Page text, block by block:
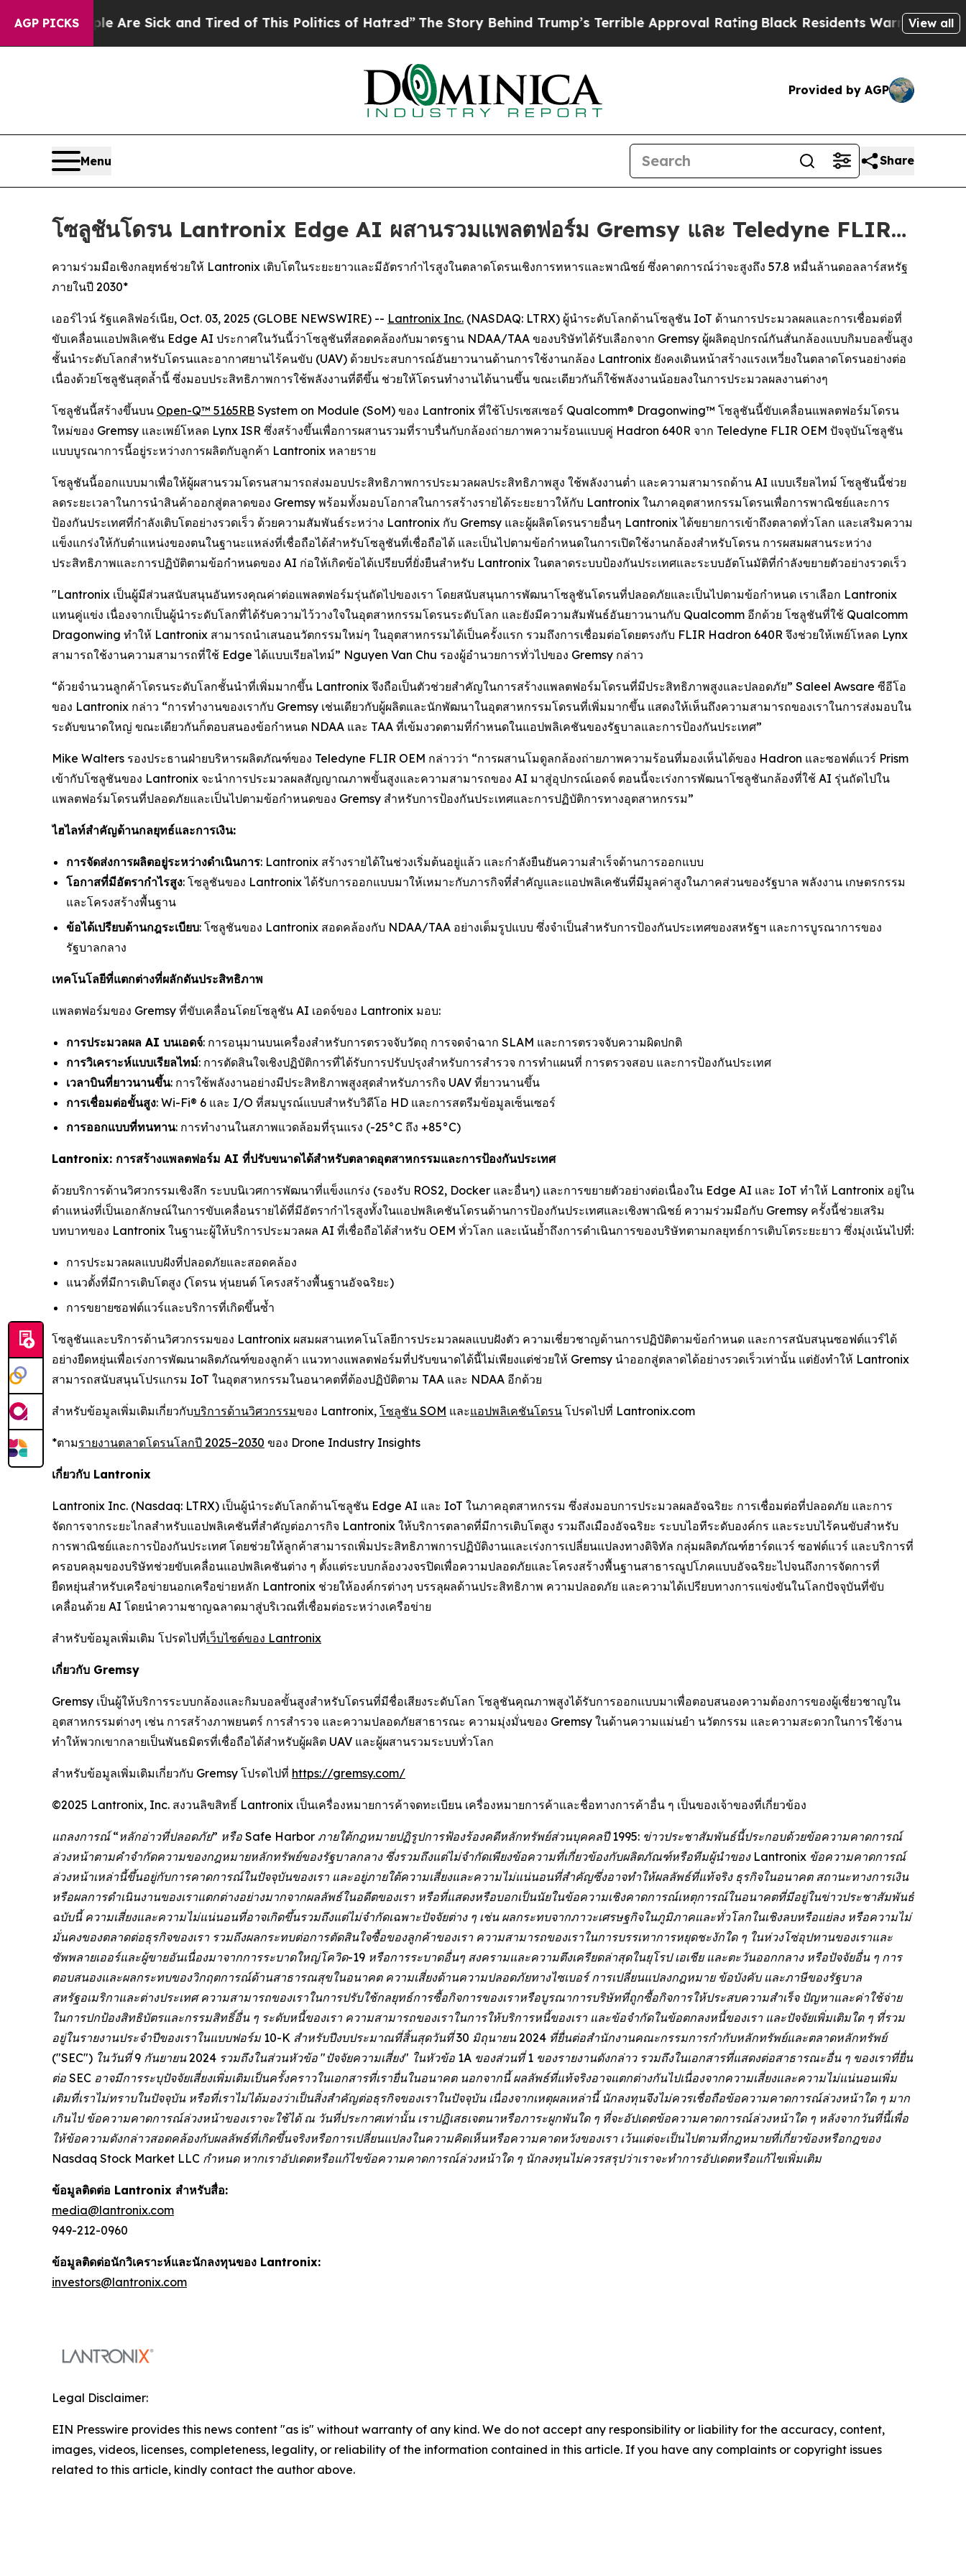
AGP PICKS
Are Sick and Tired of This Politics of Hatred”The Story Behind Trump’s Terrible Approval RatingBlack Residents Warned of Abusive Cops
View all
Provided by AGP
Menu Share
โซลูชันโดรน Lantronix Edge AI ผสานรวมแพลตฟอร์ม Gremsy และ Teledyne FLIR…
ความร่วมมือเชิงกลยุทธ์ช่วยให้ Lantronix เติบโตในระยะยาวและมีอัตรากำไรสูงในตลาดโดรนเชิงการทหารและพาณิชย์ ซึ่งคาดการณ์ว่าจะสูงถึง 57.8 หมื่นล้านดอลลาร์สหรัฐ
ภายในปี 2030*
เออร์ไวน์ รัฐแคลิฟอร์เนีย, Oct. 03, 2025 (GLOBE NEWSWIRE) -- Lantronix Inc. (NASDAQ: LTRX) ผู้นำระดับโลกด้านโซลูชัน IoT ด้านการประมวลผลและการเชื่อมต่อที่
ขับเคลื่อนแอปพลิเคชัน Edge AI ประกาศในวันนี้ว่าโซลูชันที่สอดคล้องกับมาตรฐาน NDAA/TAA ของบริษัทได้รับเลือกจาก Gremsy ผู้ผลิตอุปกรณ์กันสั่นกล้องแบบกิมบอลขั้นสูง
ชั้นนำระดับโลกสำหรับโดรนและอากาศยานไร้คนขับ (UAV) ด้วยประสบการณ์อันยาวนานด้านการใช้งานกล้อง Lantronix ยังคงเดินหน้าสร้างแรงเหวี่ยงในตลาดโดรนอย่างต่อ
เนื่องด้วยโซลูชันสุดล้ำนี้ ซึ่งมอบประสิทธิภาพการใช้พลังงานที่ดีขึ้น ช่วยให้โดรนทำงานได้นานขึ้น ขณะเดียวกันก็ใช้พลังงานน้อยลงในการประมวลผลงานต่างๆ
โซลูชันนี้สร้างขึ้นบน Open-Q™ 5165RB System on Module (SoM) ของ Lantronix ที่ใช้โปรเซสเซอร์ Qualcomm® Dragonwing™ โซลูชันนี้ขับเคลื่อนแพลตฟอร์มโดรน
ใหม่ของ Gremsy และเพย์โหลด Lynx ISR ซึ่งสร้างขึ้นเพื่อการผสานรวมที่ราบรื่นกับกล้องถ่ายภาพความร้อนแบบคู่ Hadron 640R จาก Teledyne FLIR OEM ปัจจุบันโซลูชัน
แบบบูรณาการนี้อยู่ระหว่างการผลิตกับลูกค้า Lantronix หลายราย
โซลูชันนี้ออกแบบมาเพื่อให้ผู้ผสานรวมโดรนสามารถส่งมอบประสิทธิภาพการประมวลผลประสิทธิภาพสูง ใช้พลังงานต่ำ และความสามารถด้าน AI แบบเรียลไทม์ โซลูชันนี้ช่วย
ลดระยะเวลาในการนำสินค้าออกสู่ตลาดของ Gremsy พร้อมทั้งมอบโอกาสในการสร้างรายได้ระยะยาวให้กับ Lantronix ในภาคอุตสาหกรรมโดรนเพื่อการพาณิชย์และการ
ป้องกันประเทศที่กำลังเติบโตอย่างรวดเร็ว ด้วยความสัมพันธ์ระหว่าง Lantronix กับ Gremsy และผู้ผลิตโดรนรายอื่นๆ Lantronix ได้ขยายการเข้าถึงตลาดทั่วโลก และเสริมความ
แข็งแกร่งให้กับตำแหน่งของตนในฐานะแหล่งที่เชื่อถือได้สำหรับโซลูชันที่เชื่อถือได้ และเป็นไปตามข้อกำหนดในการเปิดใช้งานกล้องสำหรับโดรน การผสมผสานระหว่าง
ประสิทธิภาพและการปฏิบัติตามข้อกำหนดของ AI ก่อให้เกิดข้อได้เปรียบที่ยั่งยืนสำหรับ Lantronix ในตลาดระบบป้องกันประเทศและระบบอัตโนมัติที่กำลังขยายตัวอย่างรวดเร็ว
"Lantronix เป็นผู้มีส่วนสนับสนุนอันทรงคุณค่าต่อแพลตฟอร์มรุ่นถัดไปของเรา โดยสนับสนุนการพัฒนาโซลูชันโดรนที่ปลอดภัยและเป็นไปตามข้อกำหนด เราเลือก Lantronix
แทนคู่แข่ง เนื่องจากเป็นผู้นำระดับโลกที่ได้รับความไว้วางใจในอุตสาหกรรมโดรนระดับโลก และยังมีความสัมพันธ์อันยาวนานกับ Qualcomm อีกด้วย โซลูชันที่ใช้ Qualcomm
Dragonwing ทำให้ Lantronix สามารถนำเสนอนวัตกรรมใหม่ๆ ในอุตสาหกรรมได้เป็นครั้งแรก รวมถึงการเชื่อมต่อโดยตรงกับ FLIR Hadron 640R จึงช่วยให้เพย์โหลด Lynx
สามารถใช้งานความสามารถที่ใช้ Edge ได้แบบเรียลไทม์” Nguyen Van Chu รองผู้อำนวยการทั่วไปของ Gremsy กล่าว
“ด้วยจำนวนลูกค้าโดรนระดับโลกชั้นนำที่เพิ่มมากขึ้น Lantronix จึงถือเป็นตัวช่วยสำคัญในการสร้างแพลตฟอร์มโดรนที่มีประสิทธิภาพสูงและปลอดภัย” Saleel Awsare ซีอีโอ
ของ Lantronix กล่าว “การทำงานของเรากับ Gremsy เช่นเดียวกับผู้ผลิตและนักพัฒนาในอุตสาหกรรมโดรนที่เพิ่มมากขึ้น แสดงให้เห็นถึงความสามารถของเราในการส่งมอบใน
ระดับขนาดใหญ่ ขณะเดียวกันก็ตอบสนองข้อกำหนด NDAA และ TAA ที่เข้มงวดตามที่กำหนดในแอปพลิเคชันของรัฐบาลและการป้องกันประเทศ”
Mike Walters รองประธานฝ่ายบริหารผลิตภัณฑ์ของ Teledyne FLIR OEM กล่าวว่า “การผสานโมดูลกล้องถ่ายภาพความร้อนที่มองเห็นได้ของ Hadron และซอฟต์แวร์ Prism
เข้ากับโซลูชันของ Lantronix จะนำการประมวลผลสัญญาณภาพขั้นสูงและความสามารถของ AI มาสู่อุปกรณ์เอดจ์ ตอนนี้จะเร่งการพัฒนาโซลูชันกล้องที่ใช้ AI รุ่นถัดไปใน
แพลตฟอร์มโดรนที่ปลอดภัยและเป็นไปตามข้อกำหนดของ Gremsy สำหรับการป้องกันประเทศและการปฏิบัติการทางอุตสาหกรรม”
ไฮไลท์สำคัญด้านกลยุทธ์และการเงิน:
การจัดส่งการผลิตอยู่ระหว่างดำเนินการ: Lantronix สร้างรายได้ในช่วงเริ่มต้นอยู่แล้ว และกำลังยืนยันความสำเร็จด้านการออกแบบ
โอกาสที่มีอัตรากำไรสูง: โซลูชันของ Lantronix ได้รับการออกแบบมาให้เหมาะกับภารกิจที่สำคัญและแอปพลิเคชันที่มีมูลค่าสูงในภาคส่วนของรัฐบาล พลังงาน เกษตรกรรม
และโครงสร้างพื้นฐาน
ข้อได้เปรียบด้านกฎระเบียบ: โซลูชันของ Lantronix สอดคล้องกับ NDAA/TAA อย่างเต็มรูปแบบ ซึ่งจำเป็นสำหรับการป้องกันประเทศของสหรัฐฯ และการบูรณาการของ
รัฐบาลกลาง
เทคโนโลยีที่แตกต่างที่ผลักดันประสิทธิภาพ
แพลตฟอร์มของ Gremsy ที่ขับเคลื่อนโดยโซลูชัน AI เอดจ์ของ Lantronix มอบ:
การประมวลผล AI บนเอดจ์: การอนุมานบนเครื่องสำหรับการตรวจจับวัตถุ การจดจำฉาก SLAM และการตรวจจับความผิดปกติ
การวิเคราะห์แบบเรียลไทม์: การตัดสินใจเชิงปฏิบัติการที่ได้รับการปรับปรุงสำหรับการสำรวจ การทำแผนที่ การตรวจสอบ และการป้องกันประเทศ
เวลาบินที่ยาวนานขึ้น: การใช้พลังงานอย่างมีประสิทธิภาพสูงสุดสำหรับภารกิจ UAV ที่ยาวนานขึ้น
การเชื่อมต่อขั้นสูง: Wi-Fi® 6 และ I/O ที่สมบูรณ์แบบสำหรับวิดีโอ HD และการสตรีมข้อมูลเซ็นเซอร์
การออกแบบที่ทนทาน: การทำงานในสภาพแวดล้อมที่รุนแรง (-25°C ถึง +85°C)
Lantronix: การสร้างแพลตฟอร์ม AI ที่ปรับขนาดได้สำหรับตลาดอุตสาหกรรมและการป้องกันประเทศ
ด้วยบริการด้านวิศวกรรมเชิงลึก ระบบนิเวศการพัฒนาที่แข็งแกร่ง (รองรับ ROS2, Docker และอื่นๆ) และการขยายตัวอย่างต่อเนื่องใน Edge AI และ IoT ทำให้ Lantronix อยู่ใน
ตำแหน่งที่เป็นเอกลักษณ์ในการขับเคลื่อนรายได้ที่มีอัตรากำไรสูงทั้งในแอปพลิเคชันโดรนด้านการป้องกันประเทศและเชิงพาณิชย์ ความร่วมมือกับ Gremsy ครั้งนี้ช่วยเสริม
บทบาทของ Lantronix ในฐานะผู้ให้บริการประมวลผล AI ที่เชื่อถือได้สำหรับ OEM ทั่วโลก และเน้นย้ำถึงการดำเนินการของบริษัทตามกลยุทธ์การเติบโตระยะยาว ซึ่งมุ่งเน้นไปที่:
การประมวลผลแบบฝังที่ปลอดภัยและสอดคล้อง
แนวตั้งที่มีการเติบโตสูง (โดรน หุ่นยนต์ โครงสร้างพื้นฐานอัจฉริยะ)
การขยายซอฟต์แวร์และบริการที่เกิดขึ้นซ้ำ
โซลูชันและบริการด้านวิศวกรรมของ Lantronix ผสมผสานเทคโนโลยีการประมวลผลแบบฝังตัว ความเชี่ยวชาญด้านการปฏิบัติตามข้อกำหนด และการสนับสนุนซอฟต์แวร์ได้
อย่างยืดหยุ่นเพื่อเร่งการพัฒนาผลิตภัณฑ์ของลูกค้า แนวทางแพลตฟอร์มที่ปรับขนาดได้นี้ไม่เพียงแต่ช่วยให้ Gremsy นำออกสู่ตลาดได้อย่างรวดเร็วเท่านั้น แต่ยังทำให้ Lantronix
สามารถสนับสนุนโปรแกรม IoT ในอุตสาหกรรมในอนาคตที่ต้องปฏิบัติตาม TAA และ NDAA อีกด้วย
สำหรับข้อมูลเพิ่มเติมเกี่ยวกับบริการด้านวิศวกรรมของ Lantronix, โซลูชัน SOM และแอปพลิเคชันโดรน โปรดไปที่ Lantronix.com
*ตามรายงานตลาดโดรนโลกปี 2025–2030 ของ Drone Industry Insights
เกี่ยวกับ Lantronix
Lantronix Inc. (Nasdaq: LTRX) เป็นผู้นำระดับโลกด้านโซลูชัน Edge AI และ IoT ในภาคอุตสาหกรรม ซึ่งส่งมอบการประมวลผลอัจฉริยะ การเชื่อมต่อที่ปลอดภัย และการ
จัดการจากระยะไกลสำหรับแอปพลิเคชันที่สำคัญต่อภารกิจ Lantronix ให้บริการตลาดที่มีการเติบโตสูง รวมถึงเมืองอัจฉริยะ ระบบไอทีระดับองค์กร และระบบไร้คนขับสำหรับ
การพาณิชย์และการป้องกันประเทศ โดยช่วยให้ลูกค้าสามารถเพิ่มประสิทธิภาพการปฏิบัติงานและเร่งการเปลี่ยนแปลงทางดิจิทัล กลุ่มผลิตภัณฑ์ฮาร์ดแวร์ ซอฟต์แวร์ และบริการที่
ครอบคลุมของบริษัทช่วยขับเคลื่อนแอปพลิเคชันต่าง ๆ ตั้งแต่ระบบกล้องวงจรปิดเพื่อความปลอดภัยและโครงสร้างพื้นฐานสาธารณูปโภคแบบอัจฉริยะไปจนถึงการจัดการที่
ยืดหยุ่นสำหรับเครือข่ายนอกเครือข่ายหลัก Lantronix ช่วยให้องค์กรต่างๆ บรรลุผลด้านประสิทธิภาพ ความปลอดภัย และความได้เปรียบทางการแข่งขันในโลกปัจจุบันที่ขับ
เคลื่อนด้วย AI โดยนำความชาญฉลาดมาสู่บริเวณที่เชื่อมต่อระหว่างเครือข่าย
สำหรับข้อมูลเพิ่มเติม โปรดไปที่เว็บไซต์ของ Lantronix
เกี่ยวกับ Gremsy
Gremsy เป็นผู้ให้บริการระบบกล้องและกิมบอลขั้นสูงสำหรับโดรนที่มีชื่อเสียงระดับโลก โซลูชันคุณภาพสูงได้รับการออกแบบมาเพื่อตอบสนองความต้องการของผู้เชี่ยวชาญใน
อุตสาหกรรมต่างๆ เช่น การสร้างภาพยนตร์ การสำรวจ และความปลอดภัยสาธารณะ ความมุ่งมั่นของ Gremsy ในด้านความแม่นยำ นวัตกรรม และความสะดวกในการใช้งาน
ทำให้พวกเขากลายเป็นพันธมิตรที่เชื่อถือได้สำหรับผู้ผลิต UAV และผู้ผสานรวมระบบทั่วโลก
สำหรับข้อมูลเพิ่มเติมเกี่ยวกับ Gremsy โปรดไปที่ https://gremsy.com/
©2025 Lantronix, Inc. สงวนลิขสิทธิ์ Lantronix เป็นเครื่องหมายการค้าจดทะเบียน เครื่องหมายการค้าและชื่อทางการค้าอื่น ๆ เป็นของเจ้าของที่เกี่ยวข้อง
แถลงการณ์ “หลักอ่าวที่ปลอดภัย” หรือ Safe Harbor ภายใต้กฎหมายปฏิรูปการฟ้องร้องคดีหลักทรัพย์ส่วนบุคคลปี 1995: ข่าวประชาสัมพันธ์นี้ประกอบด้วยข้อความคาดการณ์
ล่วงหน้าตามคำจำกัดความของกฎหมายหลักทรัพย์ของรัฐบาลกลาง ซึ่งรวมถึงแต่ไม่จำกัดเพียงข้อความที่เกี่ยวข้องกับผลิตภัณฑ์หรือทีมผู้นำของ Lantronix ข้อความคาดการณ์
ล่วงหน้าเหล่านี้ขึ้นอยู่กับการคาดการณ์ในปัจจุบันของเรา และอยู่ภายใต้ความเสี่ยงและความไม่แน่นอนที่สำคัญซึ่งอาจทำให้ผลลัพธ์ที่แท้จริง ธุรกิจในอนาคต สถานะทางการเงิน
หรือผลการดำเนินงานของเราแตกต่างอย่างมากจากผลลัพธ์ในอดีตของเรา หรือที่แสดงหรือบอกเป็นนัยในข้อความเชิงคาดการณ์เหตุการณ์ในอนาคตที่มีอยู่ในข่าวประชาสัมพันธ์
ฉบับนี้ ความเสี่ยงและความไม่แน่นอนที่อาจเกิดขึ้นรวมถึงแต่ไม่จำกัดเฉพาะปัจจัยต่าง ๆ เช่น ผลกระทบจากภาวะเศรษฐกิจในภูมิภาคและทั่วโลกในเชิงลบหรือแย่ลง หรือความไม่
มั่นคงของตลาดต่อธุรกิจของเรา รวมถึงผลกระทบต่อการตัดสินใจซื้อของลูกค้าของเรา ความสามารถของเราในการบรรเทาการหยุดชะงักใด ๆ ในห่วงโซ่อุปทานของเราและ
ซัพพลายเออร์และผู้ขายอันเนื่องมาจากการระบาดใหญ่โควิด-19 หรือการระบาดอื่นๆ สงครามและความตึงเครียดล่าสุดในยุโรป เอเชีย และตะวันออกกลาง หรือปัจจัยอื่น ๆ การ
ตอบสนองและผลกระทบของวิกฤตการณ์ด้านสาธารณสุขในอนาคต ความเสี่ยงด้านความปลอดภัยทางไซเบอร์ การเปลี่ยนแปลงกฎหมาย ข้อบังคับ และภาษีของรัฐบาล
สหรัฐอเมริกาและต่างประเทศ ความสามารถของเราในการปรับใช้กลยุทธ์การซื้อกิจการของเราหรือบูรณาการบริษัทที่ถูกซื้อกิจการให้ประสบความสำเร็จ ปัญหาและค่าใช้จ่าย
ในการปกป้องสิทธิบัตรและกรรมสิทธิ์อื่น ๆ ระดับหนี้ของเรา ความสามารถของเราในการให้บริการหนี้ของเรา และข้อจำกัดในข้อตกลงหนี้ของเรา และปัจจัยเพิ่มเติมใด ๆ ที่รวม
อยู่ในรายงานประจำปีของเราในแบบฟอร์ม 10-K สำหรับปีงบประมาณที่สิ้นสุดวันที่ 30 มิถุนายน 2024 ที่ยื่นต่อสำนักงานคณะกรรมการกำกับหลักทรัพย์และตลาดหลักทรัพย์
("SEC") ในวันที่ 9 กันยายน 2024 รวมถึงในส่วนหัวข้อ "ปัจจัยความเสี่ยง" ในหัวข้อ 1A ของส่วนที่ 1 ของรายงานดังกล่าว รวมถึงในเอกสารที่แสดงต่อสาธารณะอื่น ๆ ของเราที่ยื่น
ต่อ SEC อาจมีการระบุปัจจัยเสี่ยงเพิ่มเติมเป็นครั้งคราวในเอกสารที่เรายื่นในอนาคต นอกจากนี้ ผลลัพธ์ที่แท้จริงอาจแตกต่างกันไปเนื่องจากความเสี่ยงและความไม่แน่นอนเพิ่ม
เติมที่เราไม่ทราบในปัจจุบัน หรือที่เราไม่ได้มองว่าเป็นสิ่งสำคัญต่อธุรกิจของเราในปัจจุบัน เนื่องจากเหตุผลเหล่านี้ นักลงทุนจึงไม่ควรเชื่อถือข้อความคาดการณ์ล่วงหน้าใด ๆ มาก
เกินไป ข้อความคาดการณ์ล่วงหน้าของเราจะใช้ได้ ณ วันที่ประกาศเท่านั้น เราปฏิเสธเจตนาหรือภาระผูกพันใด ๆ ที่จะอัปเดตข้อความคาดการณ์ล่วงหน้าใด ๆ หลังจากวันที่นี้เพื่อ
ให้ข้อความดังกล่าวสอดคล้องกับผลลัพธ์ที่เกิดขึ้นจริงหรือการเปลี่ยนแปลงในความคิดเห็นหรือความคาดหวังของเรา เว้นแต่จะเป็นไปตามที่กฎหมายที่เกี่ยวข้องหรือกฎของ
Nasdaq Stock Market LLC กำหนด หากเราอัปเดตหรือแก้ไขข้อความคาดการณ์ล่วงหน้าใด ๆ นักลงทุนไม่ควรสรุปว่าเราจะทำการอัปเดตหรือแก้ไขเพิ่มเติม
ข้อมูลติดต่อ Lantronix สำหรับสื่อ:
media@lantronix.com
949-212-0960
ข้อมูลติดต่อนักวิเคราะห์และนักลงทุนของ Lantronix:
investors@lantronix.com
Legal Disclaimer:
EIN Presswire provides this news content "as is" without warranty of any kind. We do not accept any responsibility or liability for the accuracy, content,
images, videos, licenses, completeness, legality, or reliability of the information contained in this article. If you have any complaints or copyright issues
related to this article, kindly contact the author above.